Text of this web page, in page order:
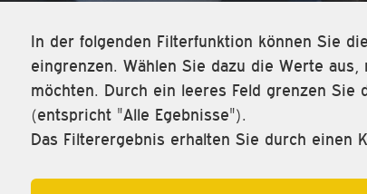
In der folgenden Filterfunktion können Sie
eingrenzen. Wählen Sie dazu die Werte
möchten. Durch ein leeres Feld grenzen Sie
(entspricht "Alle Egebnisse").
Das Filterergebnis erhalten Sie durch einen